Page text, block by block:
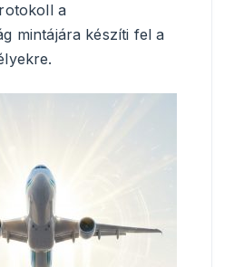
a
mintájára készíti fel a